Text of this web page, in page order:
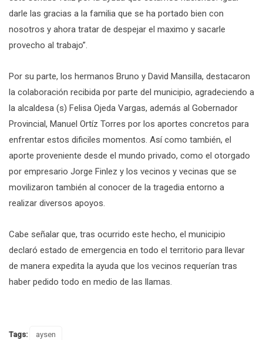
darle las gracias a la familia que se ha portado bien con
nosotros y ahora tratar de despejar el maximo y sacarle
provecho al trabajo”.
Por su parte, los hermanos Bruno y David Mansilla, destacaron
la colaboración recibida por parte del municipio, agradeciendo a
la alcaldesa (s) Felisa Ojeda Vargas, además al Gobernador
Provincial, Manuel Ortíz Torres por los aportes concretos para
enfrentar estos dificiles momentos. Así como también, el
aporte proveniente desde el mundo privado, como el otorgado
por empresario Jorge Finlez y los vecinos y vecinas que se
movilizaron también al conocer de la tragedia entorno a
realizar diversos apoyos.
Cabe señalar que, tras ocurrido este hecho, el municipio
declaró estado de emergencia en todo el territorio para llevar
de manera expedita la ayuda que los vecinos requerían tras
haber pedido todo en medio de las llamas.
Tags: aysen